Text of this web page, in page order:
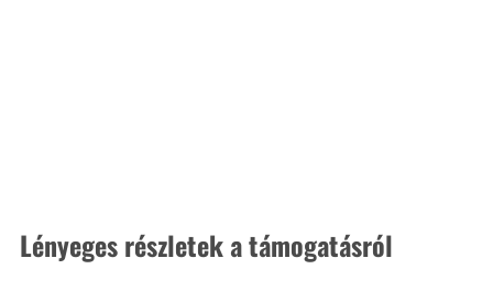
Lényeges részletek a támogatásról